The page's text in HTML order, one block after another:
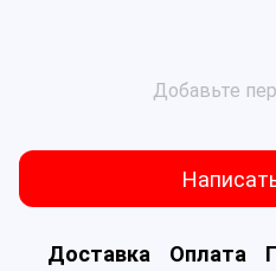
Добавьте
Доставка Оплата